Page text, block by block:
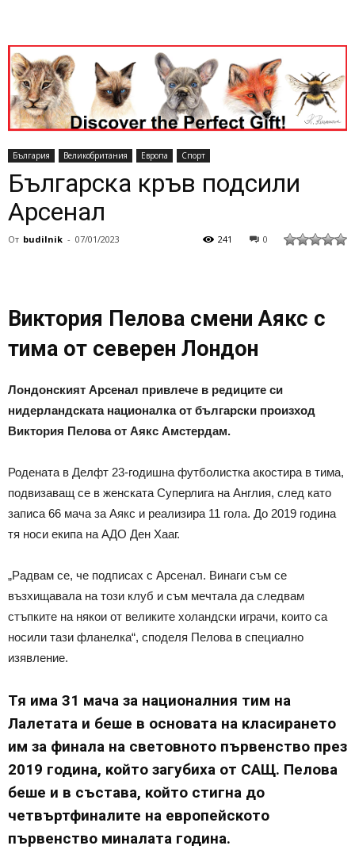
България Великобритания Европа Спорт
Българска кръв подсили
Арсенал
От budilnik - 07/01/2023 0
241
Виктория Пелова смени Аякс с
тима от северен Лондон
Лондонският Арсенал привлече в редиците си
нидерландската националка от български произход
Виктория Пелова от Аякс Амстердам.
Родената в Делфт 23-годишна футболистка акостира в тима,
подвизаващ се в женската Суперлига на Англия, след като
записа 66 мача за Аякс и реализира 11 гола. До 2019 година
тя носи екипа на АДО Ден Хааг.
„Радвам се, че подписах с Арсенал. Винаги съм се
възхищавала на този клуб и съм мечтала да следвам
стъпките на някои от великите холандски играчи, които са
носили тази фланелка“, споделя Пелова в специално
изявление.
Тя има 31 мача за националния тим на
Лалетата и беше в основата на класирането
им за финала на световното първенство през
2019 година, който загубиха от САЩ. Пелова
беше и в състава, който стигна до
четвъртфиналите на европейското
първенство миналата година.